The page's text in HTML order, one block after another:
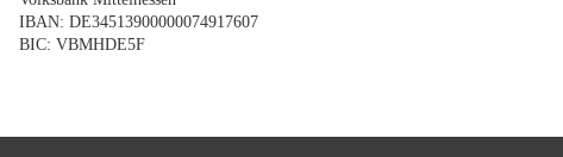
IBAN: DE34513900000074917607
BIC: VBMHDE5F